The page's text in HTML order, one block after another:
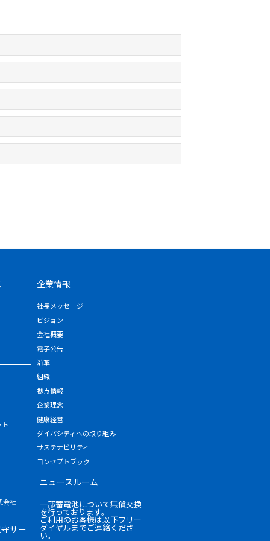
会社
サー
企業情報
社長メッセージ
ビジョン
会社概要
電子公告
沿革
組織
拠点情報
企業理念
健康経営
ダイバシティへの取り組み
サステナビリティ
コンセプトブック
ニュースルーム
一部蓄電池について無償交換
を行っております。
ご利用のお客様は以下フリー
ダイヤルまでご連絡くださ
い。